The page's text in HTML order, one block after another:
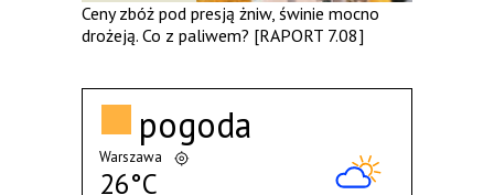
Ceny zbóż pod presją żniw, świnie mocno
drożeją. Co z paliwem? [RAPORT 7.08]
pogoda
Warszawa
26°C